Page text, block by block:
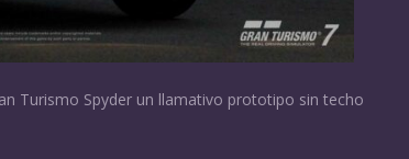
Turismo Spyder un llamativo prototipo sin techo